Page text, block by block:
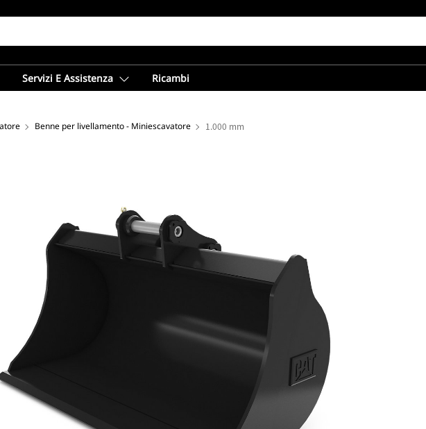
Servizi E Assistenza Ricambi
Benne per livellamento - Miniescavatore 1.000 mm